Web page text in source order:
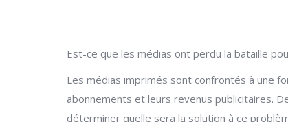
Est-ce que les médias ont perdu la bataille
Les médias imprimés sont confrontés à une
abonnements et leurs revenus publicitaires.
déterminer quelle sera la solution à ce